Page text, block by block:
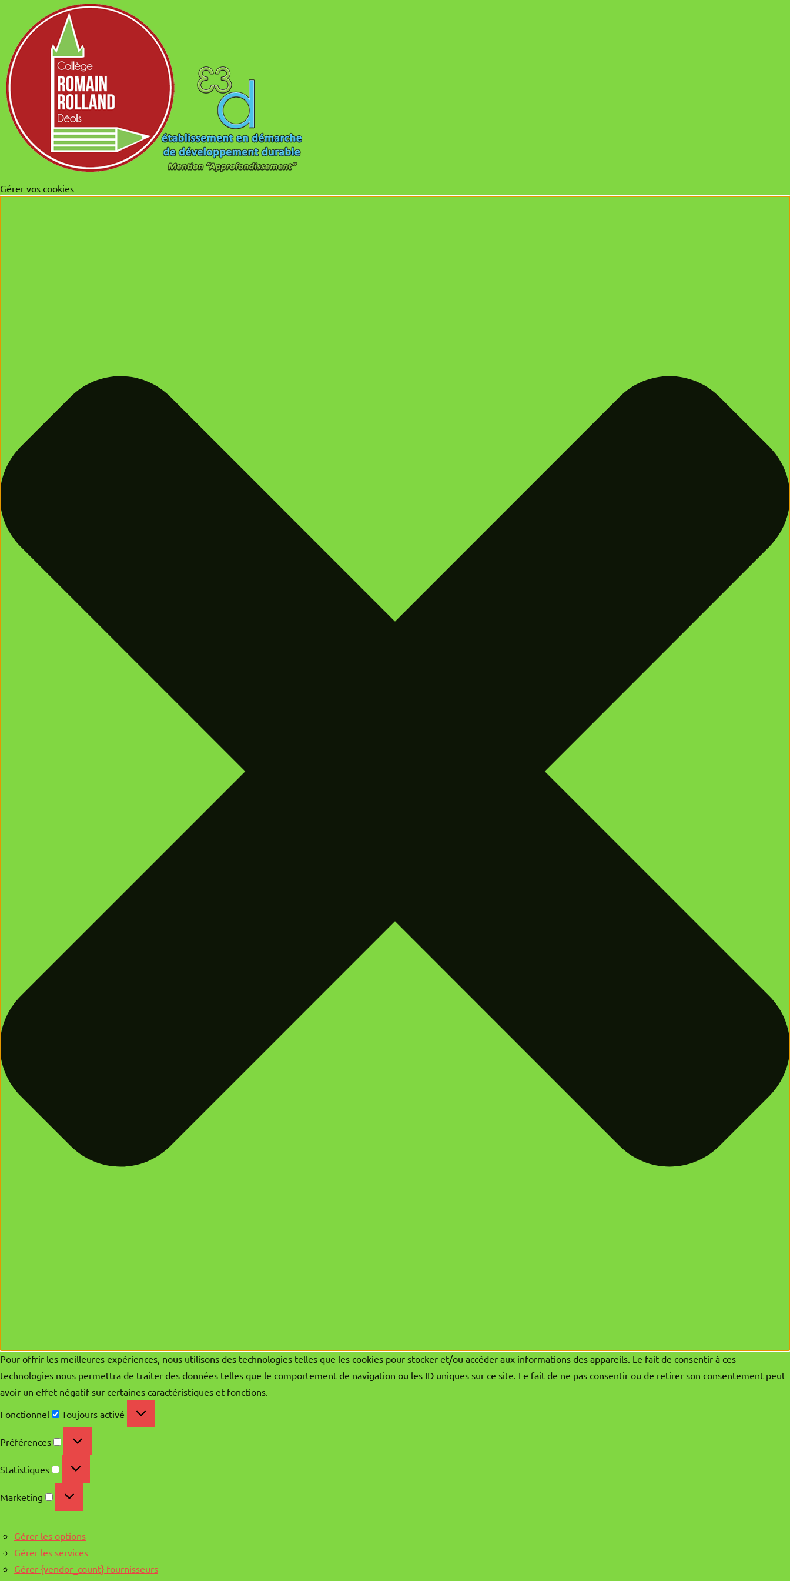
Gérer vos cookies
Pour offrir les meilleures expériences, nous utilisons des technologies telles que les cookies pour stocker et/ou accéder aux informations des appareils. Le fait de consentir à ces
technologies nous permettra de traiter des données telles que le comportement de navigation ou les ID uniques sur ce site. Le fait de ne pas consentir ou de retirer son consentement peut
avoir un effet négatif sur certaines caractéristiques et fonctions.
Fonctionnel
Toujours activé
Préférences
Préférences
Statistiques
Statistiques
Marketing
Marketing
Gérer les options
Gérer les services
Gérer {vendor_count} fournisseurs